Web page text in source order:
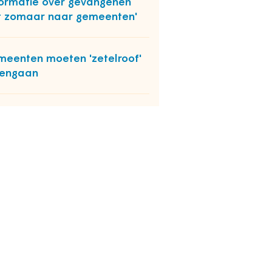
over gevangenen
zomaar naar gemeenten'
moeten 'zetelroof'